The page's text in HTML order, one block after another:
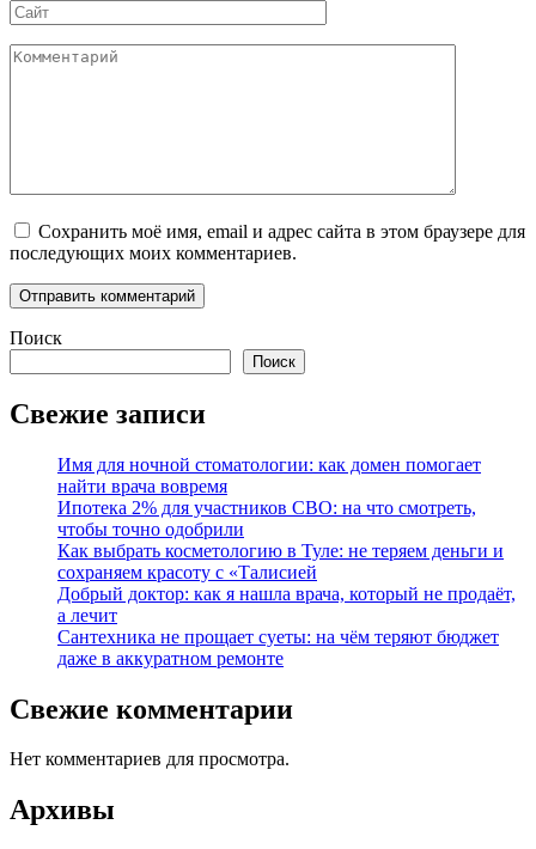
Сайт
Комментарий
Сохранить моё имя, email и адрес сайта в этом браузере для
последующих моих комментариев.
Поиск
Поиск
Свежие записи
Имя для ночной стоматологии: как домен помогает
найти врача вовремя
Ипотека 2% для участников СВО: на что смотреть,
чтобы точно одобрили
Как выбрать косметологию в Туле: не теряем деньги и
сохраняем красоту с «Талисией
Добрый доктор: как я нашла врача, который не продаёт,
а лечит
Сантехника не прощает суеты: на чём теряют бюджет
даже в аккуратном ремонте
Свежие комментарии
Нет комментариев для просмотра.
Архивы